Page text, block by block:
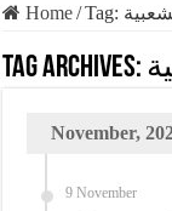
Home/Tag:
Tag Archives:
November,
9 November